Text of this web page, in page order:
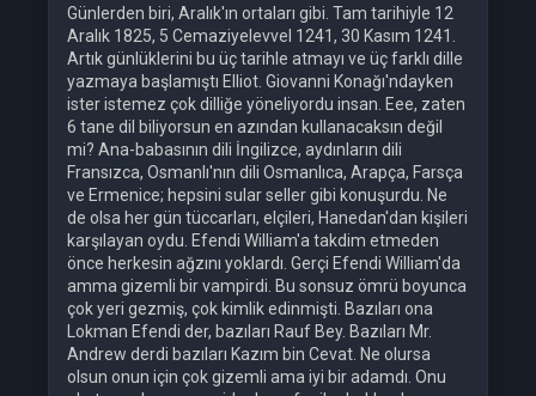
Günlerden biri, Aralık'ın ortaları gibi. Tam tarihiyle 12
Aralık 1825, 5 Cemaziyelevvel 1241, 30 Kasım 1241.
Artık günlüklerini bu üç tarihle atmayı ve üç farklı dille
yazmaya başlamıştı Elliot. Giovanni Konağı'ndayken
ister istemez çok dilliğe yöneliyordu insan. Eee, zaten
6 tane dil biliyorsun en azından kullanacaksın değil
mi? Ana-babasının dili İngilizce, aydınların dili
Fransızca, Osmanlı'nın dili Osmanlıca, Arapça, Farsça
ve Ermenice; hepsini sular seller gibi konuşurdu. Ne
de olsa her gün tüccarları, elçileri, Hanedan'dan kişileri
karşılayan oydu. Efendi William'a takdim etmeden
önce herkesin ağzını yoklardı. Gerçi Efendi William'da
amma gizemli bir vampirdi. Bu sonsuz ömrü boyunca
çok yeri gezmiş, çok kimlik edinmişti. Bazıları ona
Lokman Efendi der, bazıları Rauf Bey. Bazıları Mr.
Andrew derdi bazıları Kazım bin Cevat. Ne olursa
olsun onun için çok gizemli ama iyi bir adamdı. Onu